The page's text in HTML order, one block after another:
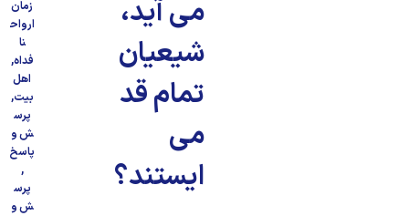
مى آید،
شیعیان
تمام قد
مى
ایستند؟
زمان
ارواح
فداه,
اهل
بیت,
پرس
ش و
پاسخ
پرس
ش و